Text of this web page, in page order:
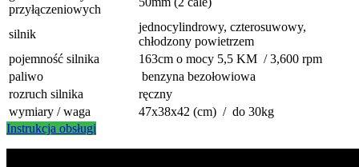
przyłączeniowych
silnik
jednocylindrowy, czterosuwowy,
chłodzony powietrzem
pojemność silnika
163cm o mocy 5,5 KM / 3,600 rpm
paliwo
benzyna bezołowiowa
rozruch silnika
ręczny
wymiary / waga
47x38x42 (cm) / do 30kg
Instrukcja obsługi